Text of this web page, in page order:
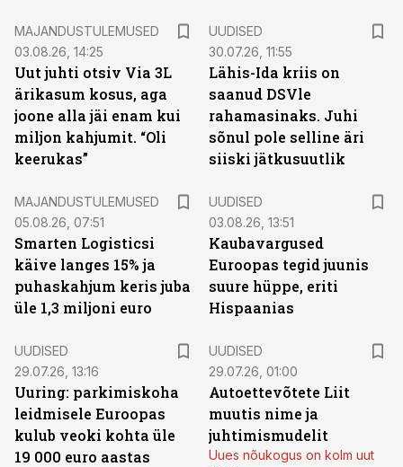
MAJANDUSTULEMUSED
03.08.26, 14:25
Uut juhti otsiv Via 3L
ärikasum kosus, aga
joone alla jäi enam kui
miljon kahjumit. “Oli
keerukas”
UUDISED
30.07.26, 11:55
Lähis-Ida kriis on
saanud DSVle
rahamasinaks. Juhi
sõnul pole selline äri
siiski jätkusuutlik
MAJANDUSTULEMUSED
05.08.26, 07:51
Smarten Logisticsi
käive langes 15% ja
puhaskahjum keris juba
üle 1,3 miljoni euro
UUDISED
03.08.26, 13:51
Kaubavargused
Euroopas tegid juunis
suure hüppe, eriti
Hispaanias
UUDISED
29.07.26, 13:16
Uuring: parkimiskoha
leidmisele Euroopas
kulub veoki kohta üle
19 000 euro aastas
UUDISED
29.07.26, 01:00
Autoettevõtete Liit
muutis nime ja
juhtimismudelit
Uues nõukogus on kolm uut